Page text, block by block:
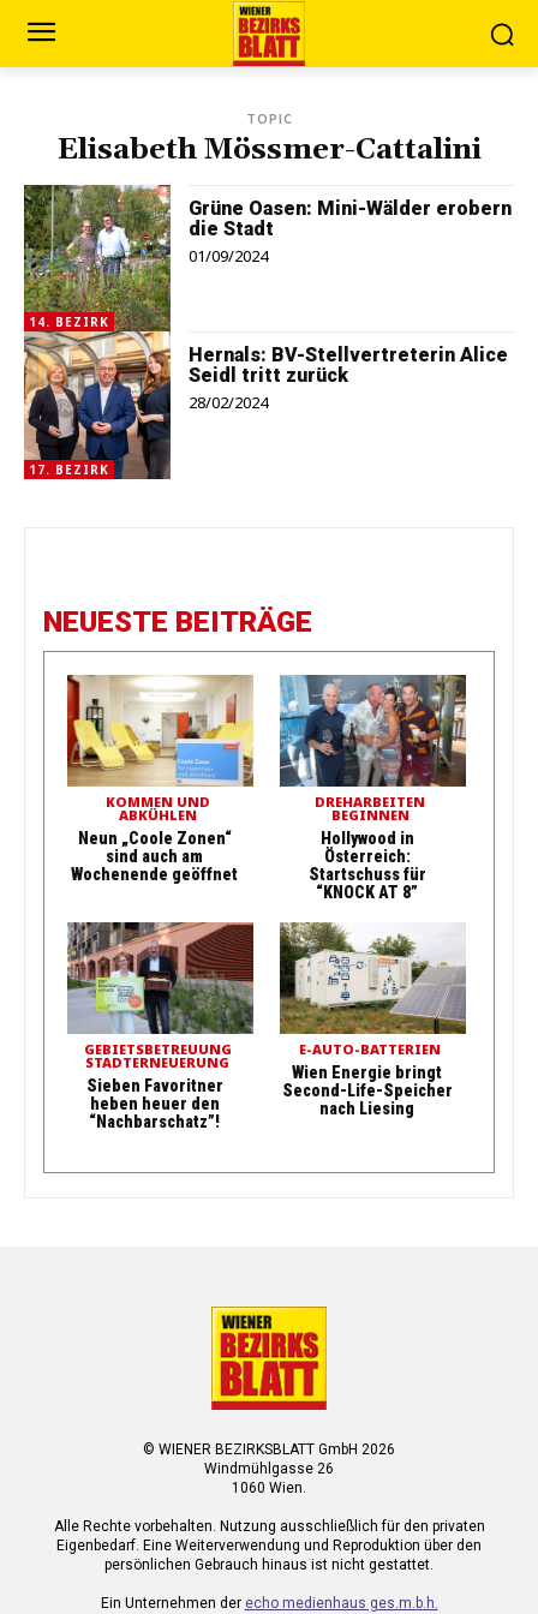
TOPIC
Elisabeth Mössmer-Cattalini
14. BEZIRK
Grüne Oasen: Mini-Wälder erobern
die Stadt
01/09/2024
17. BEZIRK
Hernals: BV-Stellvertreterin Alice
Seidl tritt zurück
28/02/2024
NEUESTE BEITRÄGE
KOMMEN UND
ABKÜHLEN
Neun „Coole Zonen“
sind auch am
Wochenende geöffnet
DREHARBEITEN
BEGINNEN
Hollywood in
Österreich:
Startschuss für
“KNOCK AT 8”
GEBIETSBETREUUNG
STADTERNEUERUNG
Sieben Favoritner
heben heuer den
“Nachbarschatz”!
E-AUTO-BATTERIEN
Wien Energie bringt
Second-Life-Speicher
nach Liesing
© WIENER BEZIRKSBLATT GmbH 2026
Windmühlgasse 26
1060 Wien.
Alle Rechte vorbehalten. Nutzung ausschließlich für den privaten
Eigenbedarf. Eine Weiterverwendung und Reproduktion über den
persönlichen Gebrauch hinaus ist nicht gestattet.
Ein Unternehmen der echo medienhaus ges.m.b.h.